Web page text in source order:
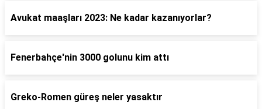
Avukat maaşları 2023: Ne kadar kazanıyorlar?
Fenerbahçe'nin 3000 golunu kim attı
Greko-Romen güreş neler yasaktır